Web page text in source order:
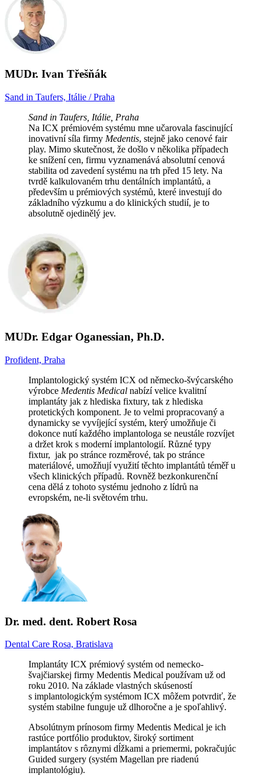
MUDr. Ivan Třešňák
Sand in Taufers, Itálie / Praha
Sand in Taufers, Itálie, Praha
Na ICX prémiovém systému mne učarovala fascinující
inovativní síla firmy Medentis, stejně jako cenové fair
play. Mimo skutečnost, že došlo v několika případech
ke snížení cen, firmu vyznamenává absolutní cenová
stabilita od zavedení systému na trh před 15 lety. Na
tvrdě kalkulovaném trhu dentálních implantátů, a
především u prémiových systémů, které investují do
základního výzkumu a do klinických studií, je to
absolutně ojedinělý jev.
MUDr. Edgar Oganessian, Ph.D.
Profident, Praha
Implantologický systém ICX od německo-švýcarského
výrobce Medentis Medical nabízí velice kvalitní
implantáty jak z hlediska fixtury, tak z hlediska
protetických komponent. Je to velmi propracovaný a
dynamicky se vyvíjející systém, který umožňuje či
dokonce nutí každého implantologa se neustále rozvíjet
a držet krok s moderní implantologií. Různé typy
fixtur, jak po stránce rozměrové, tak po stránce
materiálové, umožňují využití těchto implantátů téměř u
všech klinických případů. Rovněž bezkonkurenční
cena dělá z tohoto systému jednoho z lídrů na
evropském, ne-li světovém trhu.
Dr. med. dent. Robert Rosa
Dental Care Rosa, Bratislava
Implantáty ICX prémiový systém od nemecko-
švajčiarskej firmy Medentis Medical používam už od
roku 2010. Na základe vlastných skúseností
s implantologickým systémom ICX môžem potvrdiť, že
systém stabilne funguje už dlhoročne a je spoľahlivý.
Absolútnym prínosom firmy Medentis Medical je ich
rastúce portfólio produktov, široký sortiment
implantátov s rôznymi dĺžkami a priemermi, pokračujúc
Guided surgery (systém Magellan pre riadenú
implantológiu).